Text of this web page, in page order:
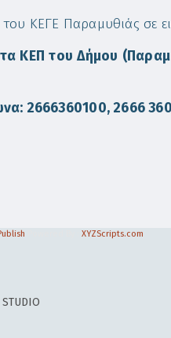
του ΚΕΓΕ Παραμυθιάς σε
ΚΕΠ του Δήμου
2666360100, 2666
STUDIO
XYZScripts.com